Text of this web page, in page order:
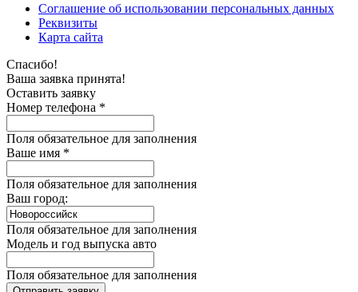
Соглашение об использовании персональных данных
Реквизиты
Карта сайта
Спасибо!
Ваша заявка принята!
Оставить заявку
Номер телефона *
Поля обязательное для заполнения
Ваше имя *
Поля обязательное для заполнения
Ваш город:
Поля обязательное для заполнения
Модель и год выпуска авто
Поля обязательное для заполнения